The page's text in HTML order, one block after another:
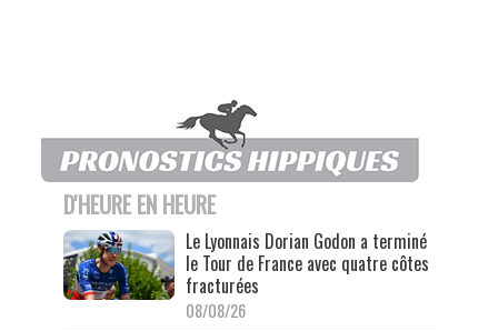
D'HEURE EN HEURE
Le Lyonnais Dorian Godon a terminé
le Tour de France avec quatre côtes
fracturées
08/08/26